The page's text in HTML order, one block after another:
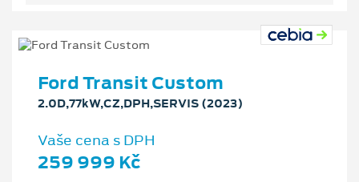
Ford Transit Custom
2.0D,77kW,CZ,DPH,SERVIS (2023)
Vaše cena s DPH
259 999 Kč